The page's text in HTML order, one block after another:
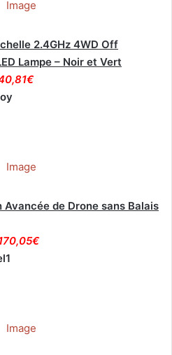
2.4GHz 4WD Off
Lampe – Noir et Vert
Avancée de Drone sans Balais